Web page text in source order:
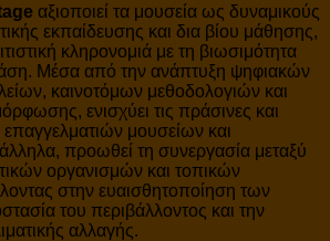
αξιοποιεί τα μουσεία ως δυναμικούς
εκπαίδευσης και δια βίου μάθησης,
κληρονομιά με τη βιωσιμότητα
Μέσα από την ανάπτυξη ψηφιακών
καινοτόμων μεθοδολογιών και
ενισχύει τις πράσινες και
επαγγελματιών μουσείων και
προωθεί τη συνεργασία μεταξύ
οργανισμών και τοπικών
στην ευαισθητοποίηση των
του περιβάλλοντος και την
αλλαγής.